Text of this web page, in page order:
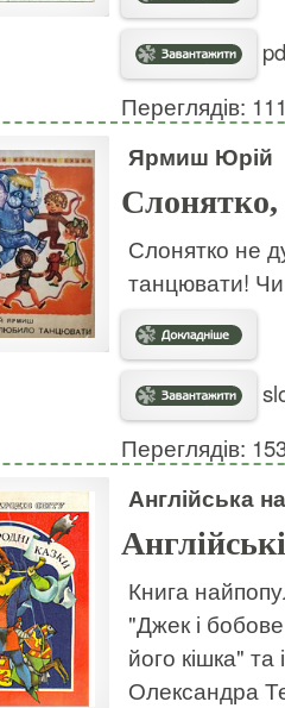
Переглядів:
Ярмиш Юрій
Слонятко не
танцювати! Чи
Переглядів:
Англійська
Книга
"Джек і
його кішка" та
Олександра